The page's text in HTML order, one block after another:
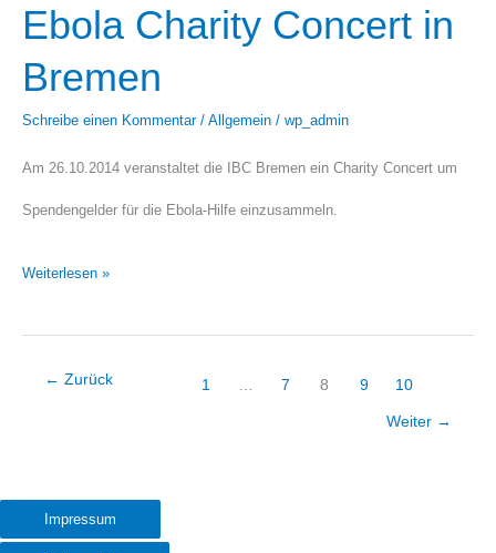
Ebola Charity Concert in
Bremen
Schreibe einen Kommentar / Allgemein / wp_admin
Am 26.10.2014 veranstaltet die IBC Bremen ein Charity Concert um
Spendengelder für die Ebola-Hilfe einzusammeln.
Ebola
Charity
Weiterlesen »
← Zurück 1 7 8 9 10
Weiter →
Impressum